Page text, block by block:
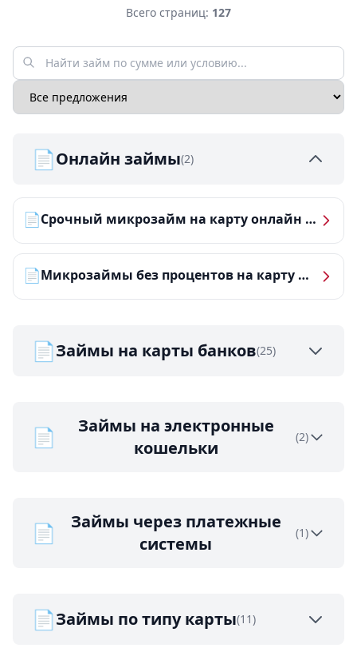
Всего страниц: 127
📄Онлайн займы(2)
📄 Срочный микрозайм на карту онлайн — получить деньги за 5 минут
📄 Микрозаймы без процентов на карту — ТОП-10 за 2026 год
📄Займы на карты банков(25)
📄
Займы на электронные
кошельки
(2)
📄
Займы через платежные
системы
(1)
📄Займы по типу карты(11)